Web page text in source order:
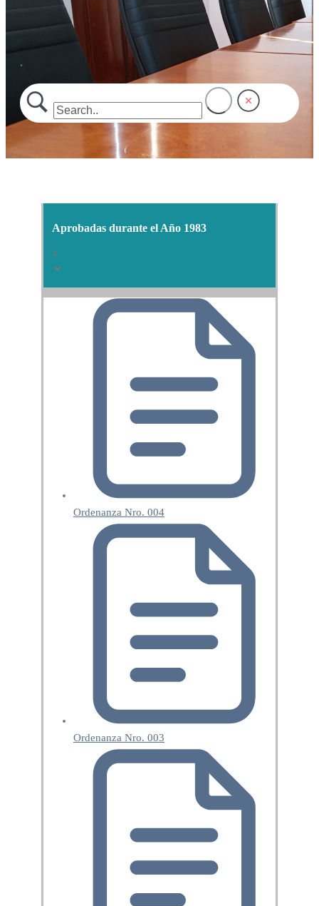
.
Aprobadas durante el Año 1983
4
Ordenanza Nro. 004
Ordenanza Nro. 003